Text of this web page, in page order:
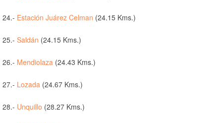
24.- Estación Juárez Celman (24.15 Kms.)
25.- Saldán (24.15 Kms.)
26.- Mendiolaza (24.43 Kms.)
27.- Lozada (24.67 Kms.)
28.- Unquillo (28.27 Kms.)